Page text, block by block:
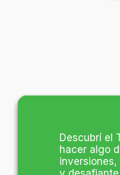
Descubrí el
hacer algo
información
nota que las
trabajan
Muy buen
la
depósitos y
muy buena